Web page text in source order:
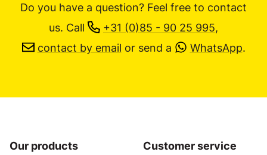
Do you have a question? Feel free to contact
us. Call +31 (0)85 - 90 25 995,
contact by email or send a WhatsApp.
Our products Customer service